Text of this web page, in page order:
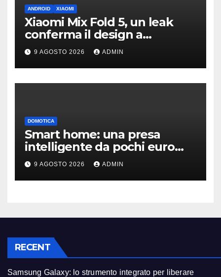
ANDROID XIAOMI
Xiaomi Mix Fold 5, un leak
conferma il design a
passaporto e HyperOS 4
9 AGOSTO 2026 ADMIN
DOMOTICA
Smart home: una presa
intelligente da pochi euro
può fare la differenza
9 AGOSTO 2026 ADMIN
RECENT
Samsung Galaxy: lo strumento integrato per liberare